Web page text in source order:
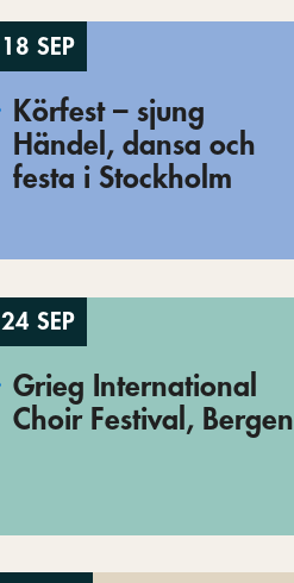
18 SEP
Körfest – sjung
Händel, dansa och
festa i Stockholm
24 SEP
Grieg International
Choir Festival, Bergen